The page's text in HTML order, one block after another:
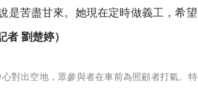
是苦盡甘來。她現在定時做義工，希望
者 劉楚婷）
對出空地，眾參與者在車前為照顧者打氣。特